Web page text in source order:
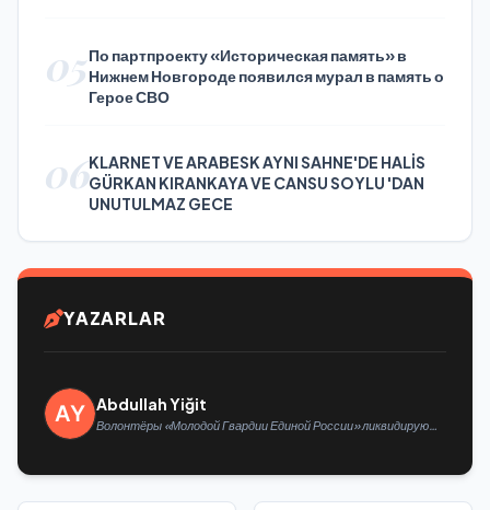
05По партпроекту «Историческая память» в
Нижнем Новгороде появился мурал в память о
Герое СВО
06KLARNET VE ARABESK AYNI SAHNE'DE HALİS
GÜRKAN KIRANKAYA VE CANSU SOYLU 'DAN
UNUTULMAZ GECE
YAZARLAR
Abdullah Yiğit
Волонтёры «Молодой Гвардии Единой России» ликвидируют